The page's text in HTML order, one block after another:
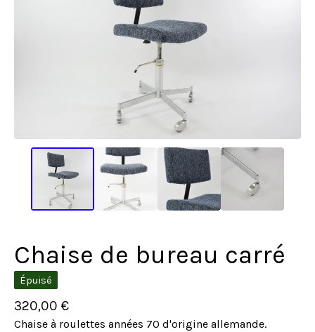
Chaise de bureau carré
Épuisé
320,00 €
Chaise à roulettes années 70 d'origine allemande.